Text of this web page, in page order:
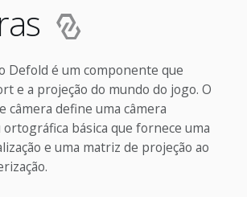
Defold é um componente que
e a projeção do mundo do jogo. O
câmera define uma câmera
básica que fornece uma
e uma matriz de projeção ao